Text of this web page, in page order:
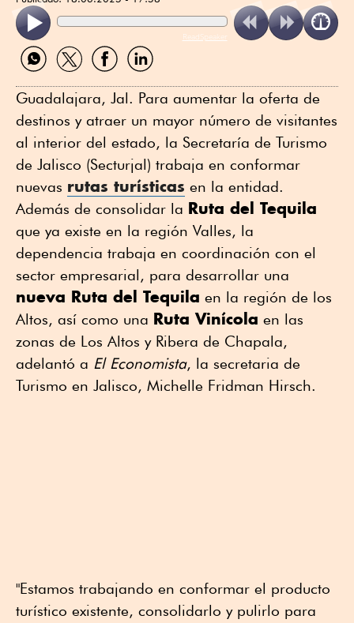
ReadSpeaker
Compartir
por
Compartir
por
Compartir
por
Compartir
por
Guadalajara, Jal. Para aumentar la oferta de
destinos y atraer un mayor número de visitantes
al interior del estado, la Secretaría de Turismo
de Jalisco (Secturjal) trabaja en conformar
nuevas rutas turísticas en la entidad.
Además de consolidar la Ruta del Tequila
que ya existe en la región Valles, la
dependencia trabaja en coordinación con el
sector empresarial, para desarrollar una
nueva Ruta del Tequila en la región de los
Altos, así como una Ruta Vinícola en las
zonas de Los Altos y Ribera de Chapala,
adelantó a El Economista, la secretaria de
Turismo en Jalisco, Michelle Fridman Hirsch.
"Estamos trabajando en conformar el producto
turístico existente, consolidarlo y pulirlo para